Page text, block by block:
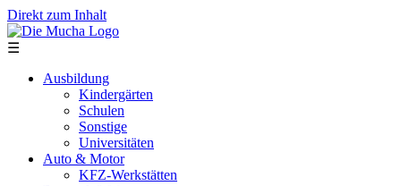
Direkt zum Inhalt
☰
Ausbildung
Kindergärten
Schulen
Sonstige
Universitäten
Auto & Motor
KFZ-Werkstätten